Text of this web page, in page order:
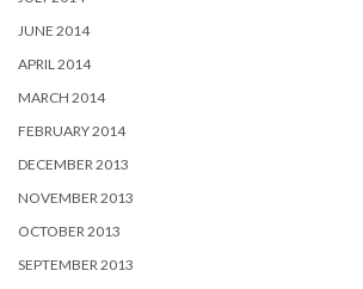
JUNE 2014
APRIL 2014
MARCH 2014
FEBRUARY 2014
DECEMBER 2013
NOVEMBER 2013
OCTOBER 2013
SEPTEMBER 2013